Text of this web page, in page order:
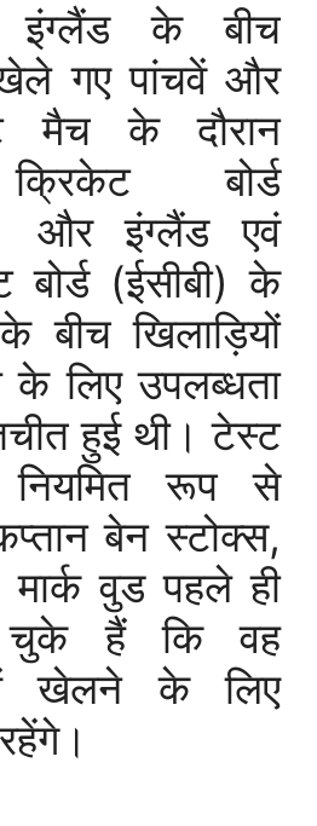
इंग्लैंड के बीच
खेले गए पांचवें और
मैच के दौरान
बोर्ड
और इंग्लैंड एवं
(ईसीबी) के
बीच खिलाड़ियों
लिए उपलब्धता
हुई थी। टेस्ट
रूप से
बेन स्टोक्स,
वुड पहले ही
चुके हैं कि वह
खेलने के लिए